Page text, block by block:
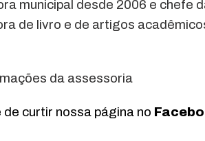
municipal desde 2006 e chefe
de livro e de artigos
da assessoria
de curtir nossa página no